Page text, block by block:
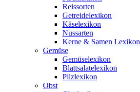
Reissorten
Getreidelexikon
Käselexikon
Nussarten
Kerne & Samen Lexikon
Gemüse
Gemüselexikon
Blattsalatelexikon
Pilzlexikon
Obst